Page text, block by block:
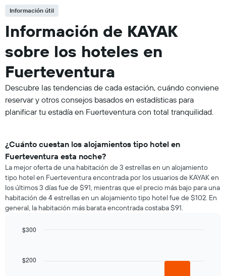
Información útil
Información de KAYAK
sobre los hoteles en
Fuerteventura
Descubre las tendencias de cada estación, cuándo conviene
reservar y otros consejos basados en estadísticas para
planificar tu estadía en Fuerteventura con total tranquilidad.
¿Cuánto cuestan los alojamientos tipo hotel en
Fuerteventura esta noche?
La mejor oferta de una habitación de 3 estrellas en un alojamiento
tipo hotel en Fuerteventura encontrada por los usuarios de KAYAK en
los últimos 3 días fue de $91, mientras que el precio más bajo para una
habitación de 4 estrellas en un alojamiento tipo hotel fue de $102. En
general, la habitación más barata encontrada costaba $91.
with
$200
$300